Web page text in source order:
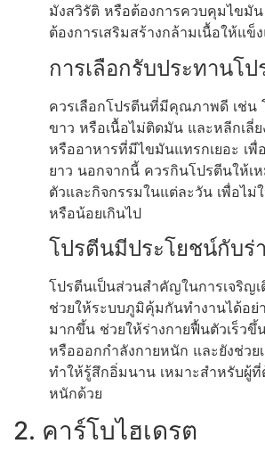
มังสวิรัติ หรือต้องการควบคุมไขมั
ต้องการเสริมสร้างกล้ามเนื้อให้แข็
การเลือกรับประทานโ
ควรเลือกโปรตีนที่มีคุณภาพดี เช่น
ขาว หรือเนื้อไม่ติดมัน และหลีกเลี่
หรืออาหารที่มีไขมันแทรกเยอะ เพื่
ยาว นอกจากนี้ ควรกินโปรตีนให้เ
ตัวและกิจกรรมในแต่ละวัน เพื่อไม่
หรือน้อยเกินไป
โปรตีนมีประโยชน์กับร่
โปรตีนเป็นส่วนสำคัญในการเจริญเ
ช่วยให้ระบบภูมิคุ้มกันทำงานได้อย่
มากขึ้น ช่วยให้ร่างกายฟื้นตัวเร็วขึ้
หรือออกกำลังกายหนัก และยังช่วย
ทำให้รู้สึกอิ่มนาน เหมาะสำหรับผู้
หนักด้วย
2. คาร์โบไฮเดรต